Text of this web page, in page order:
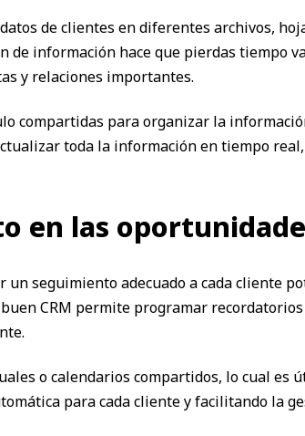
de clientes en diferentes archivos,
de información hace que pierdas tiempo
y relaciones importantes.
compartidas para organizar la
toda la información en tiempo
en las
seguimiento adecuado a cada cliente
CRM permite programar
o calendarios compartidos, lo cual es
para cada cliente y facilitando la